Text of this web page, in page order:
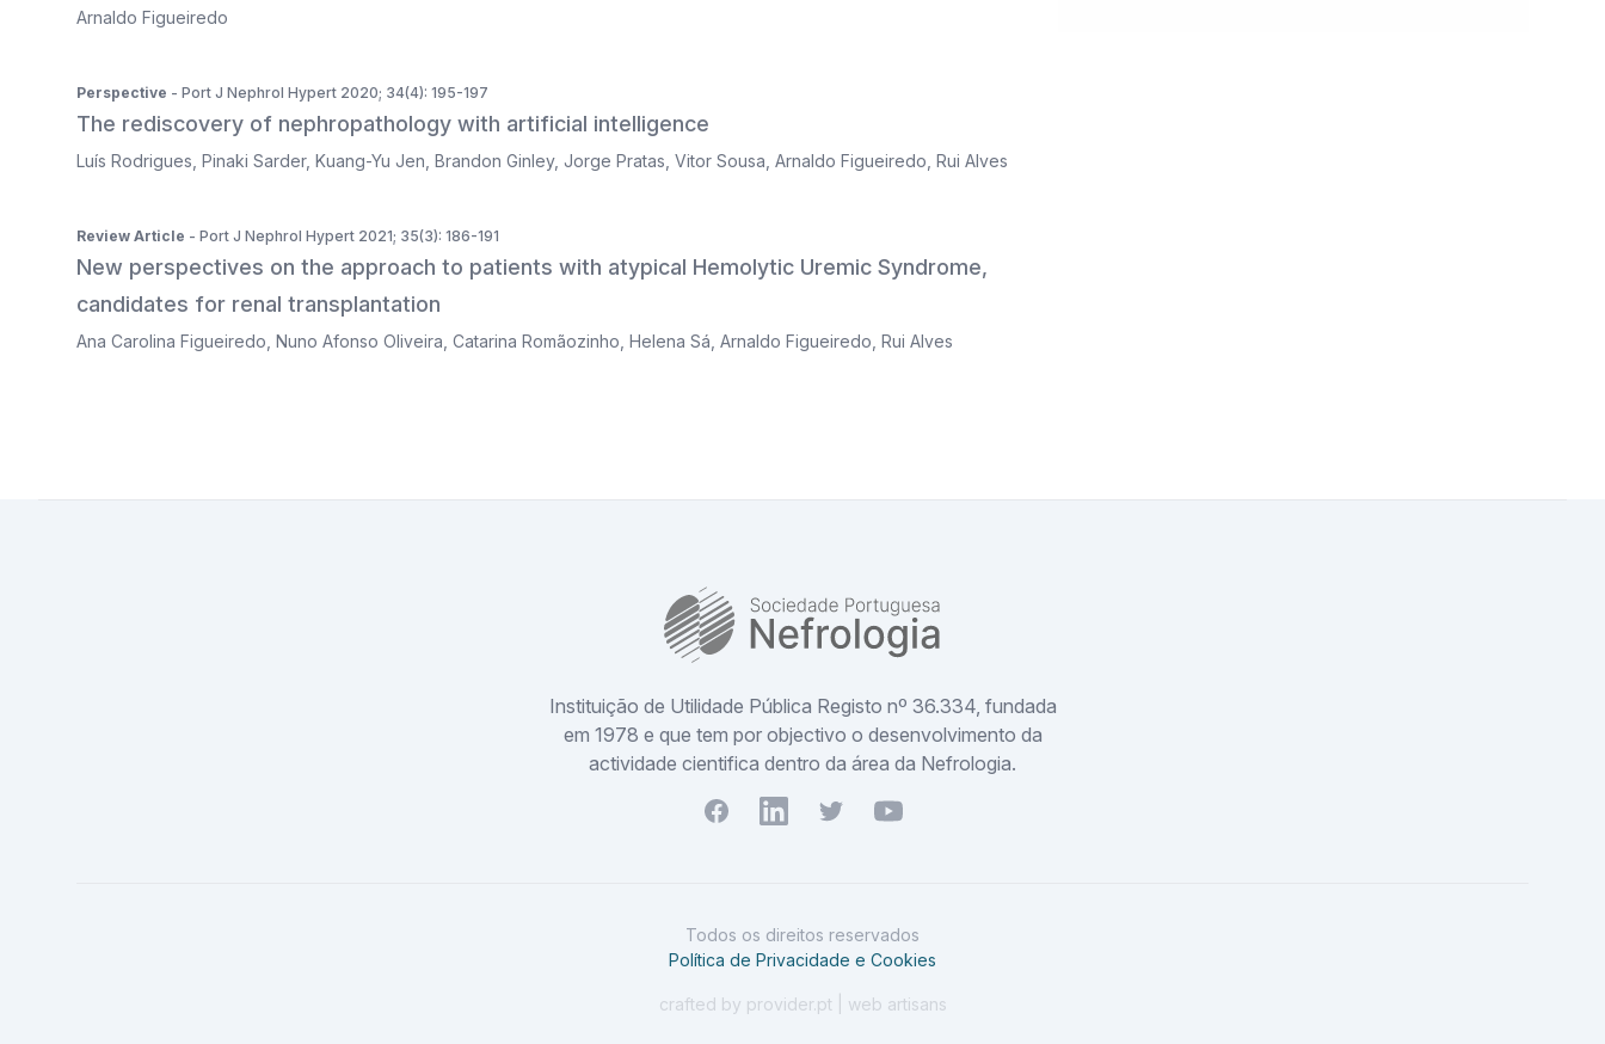
Arnaldo Figueiredo
Perspective - Port J Nephrol Hypert 2020; 34(4): 195-197
The rediscovery of nephropathology with artificial intelligence
Luís Rodrigues Pinaki Sarder, Kuang-Yu Jen Brandon Ginley, Jorge Pratas Vitor Sousa Arnaldo Figueiredo Rui Alves
Review Article - Port J Nephrol Hypert 2021; 35(3): 186-191
New perspectives on the approach to patients with atypical Hemolytic Uremic Syndrome,
candidates for renal transplantation
Ana Carolina Figueiredo Nuno Afonso Oliveira Catarina Romãozinho Helena Sá Arnaldo Figueiredo Rui Alves
Instituição de Utilidade Pública Registo nº 36.334, fundada
em 1978 e que tem por objectivo o desenvolvimento da
actividade cientifica dentro da área da Nefrologia.
FacebookYoutubeTwitterYoutube
Todos os direitos reservados
Política de Privacidade e Cookies
crafted by provider.pt | web artisans